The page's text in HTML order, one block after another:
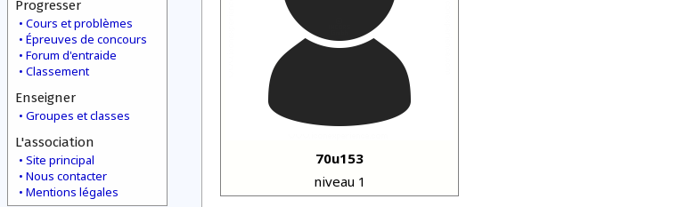
Progresser
Cours et problèmes
Épreuves de concours
Forum d'entraide
Classement
Enseigner
Groupes et classes
L'association
Site principal
Nous contacter
Mentions légales
70u153
niveau 1